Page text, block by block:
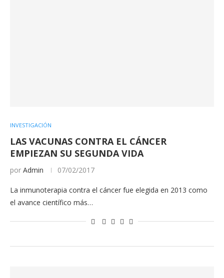
INVESTIGACIÓN
LAS VACUNAS CONTRA EL CÁNCER
EMPIEZAN SU SEGUNDA VIDA
por Admin 07/02/2017
La inmunoterapia contra el cáncer fue elegida en 2013 como
el avance científico más…